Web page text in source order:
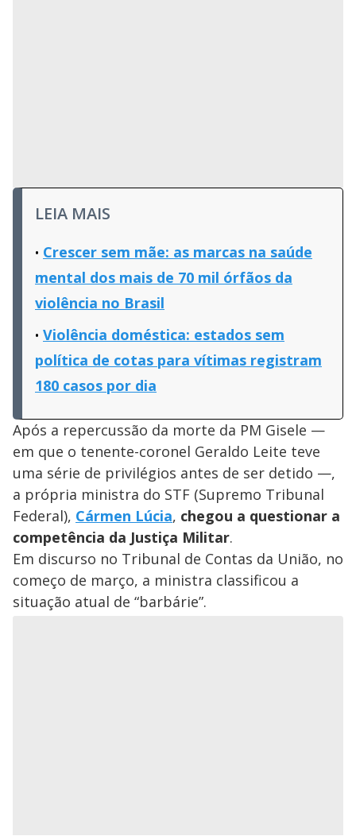
LEIA MAIS
Crescer sem mãe: as marcas na saúde
mental dos mais de 70 mil órfãos da
violência no Brasil
Violência doméstica: estados sem
política de cotas para vítimas registram
180 casos por dia
Após a repercussão da morte da PM Gisele —
em que o tenente-coronel Geraldo Leite teve
uma série de privilégios antes de ser detido —,
a própria ministra do STF (Supremo Tribunal
Federal), Cármen Lúcia, chegou a questionar a
competência da Justiça Militar.
Em discurso no Tribunal de Contas da União, no
começo de março, a ministra classificou a
situação atual de “barbárie”.